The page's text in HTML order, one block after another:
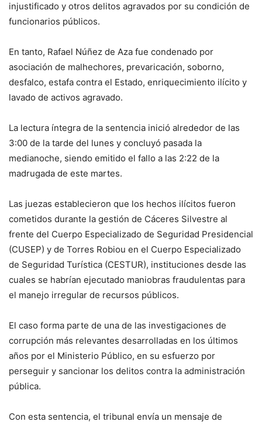
injustificado y otros delitos agravados por su condición de
funcionarios públicos.
En tanto, Rafael Núñez de Aza fue condenado por
asociación de malhechores, prevaricación, soborno,
desfalco, estafa contra el Estado, enriquecimiento ilícito y
lavado de activos agravado.
La lectura íntegra de la sentencia inició alrededor de las
3:00 de la tarde del lunes y concluyó pasada la
medianoche, siendo emitido el fallo a las 2:22 de la
madrugada de este martes.
Las juezas establecieron que los hechos ilícitos fueron
cometidos durante la gestión de Cáceres Silvestre al
frente del Cuerpo Especializado de Seguridad Presidencial
(CUSEP) y de Torres Robiou en el Cuerpo Especializado
de Seguridad Turística (CESTUR), instituciones desde las
cuales se habrían ejecutado maniobras fraudulentas para
el manejo irregular de recursos públicos.
El caso forma parte de una de las investigaciones de
corrupción más relevantes desarrolladas en los últimos
años por el Ministerio Público, en su esfuerzo por
perseguir y sancionar los delitos contra la administración
pública.
Con esta sentencia, el tribunal envía un mensaje de